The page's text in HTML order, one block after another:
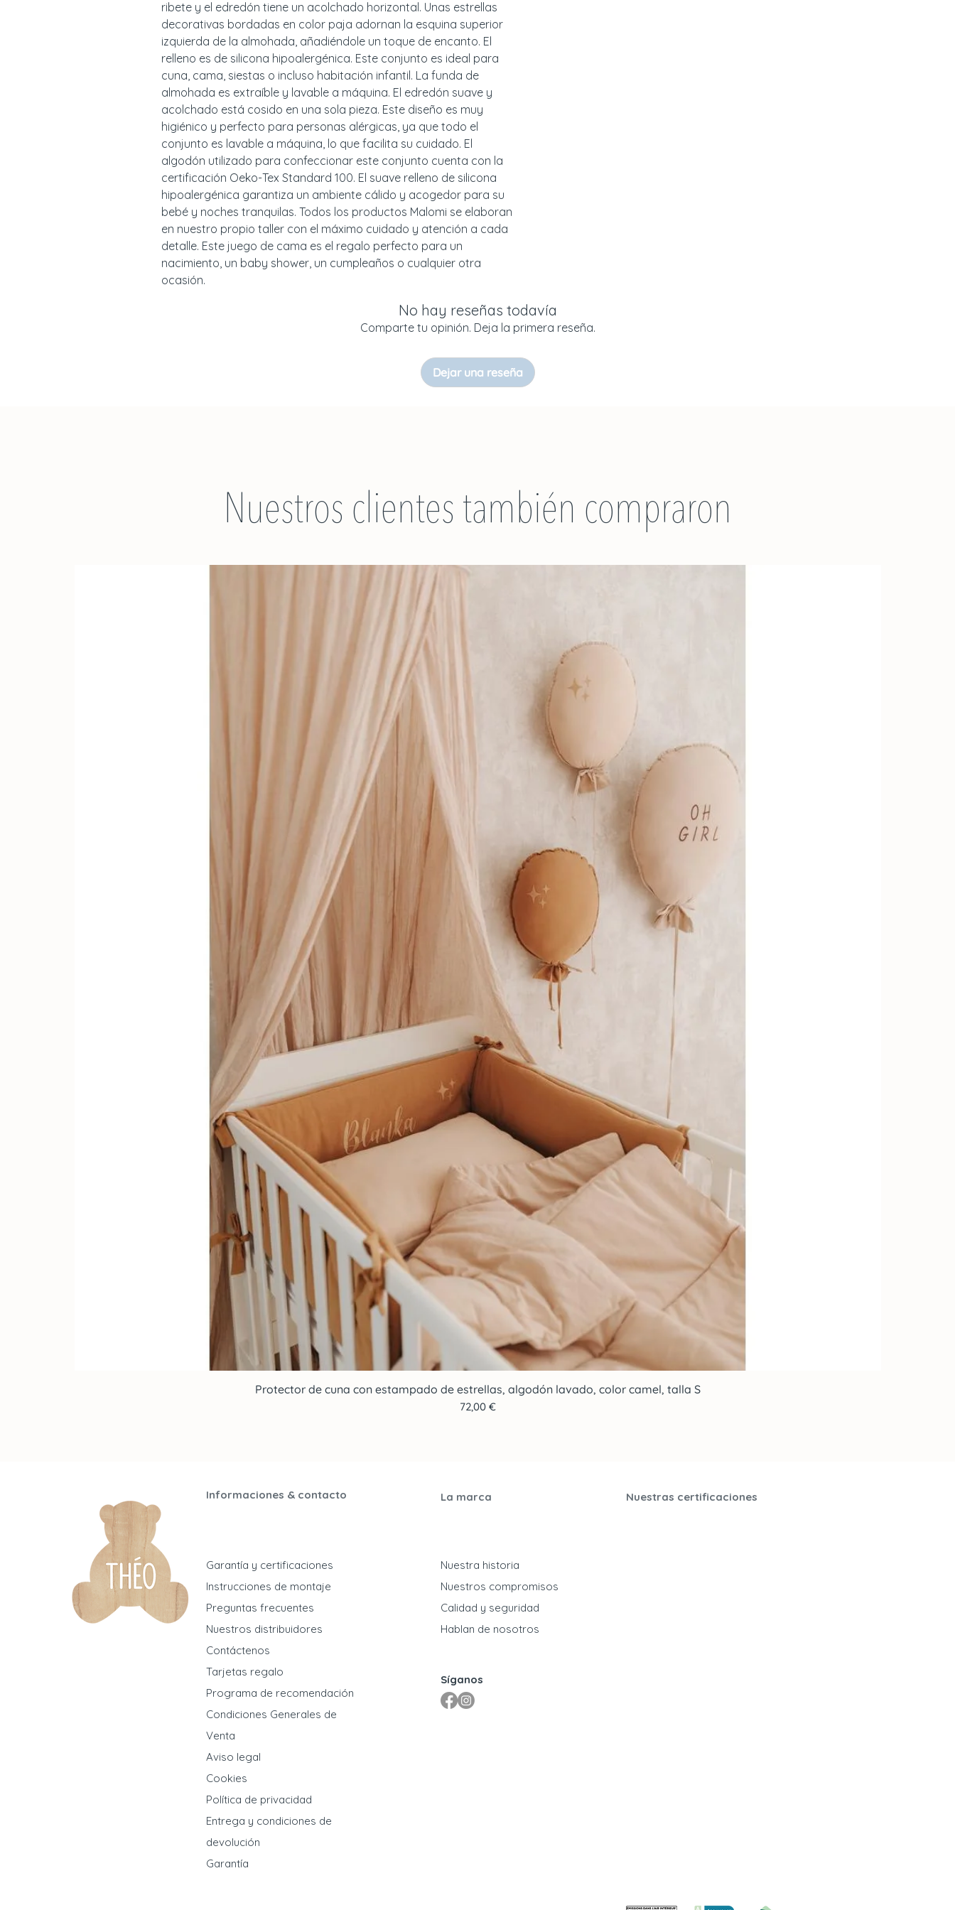
ribete y el edredón tiene un acolchado horizontal. Unas estrellas
decorativas bordadas en color paja adornan la esquina superior
izquierda de la almohada, añadiéndole un toque de encanto. El
relleno es de silicona hipoalergénica. Este conjunto es ideal para
cuna, cama, siestas o incluso habitación infantil. La funda de
almohada es extraíble y lavable a máquina. El edredón suave y
acolchado está cosido en una sola pieza. Este diseño es muy
higiénico y perfecto para personas alérgicas, ya que todo el
conjunto es lavable a máquina, lo que facilita su cuidado. El
algodón utilizado para confeccionar este conjunto cuenta con la
certificación Oeko-Tex Standard 100. El suave relleno de silicona
hipoalergénica garantiza un ambiente cálido y acogedor para su
bebé y noches tranquilas. Todos los productos Malomi se elaboran
en nuestro propio taller con el máximo cuidado y atención a cada
detalle. Este juego de cama es el regalo perfecto para un
nacimiento, un baby shower, un cumpleaños o cualquier otra
ocasión.
No hay reseñas todavía
Comparte tu opinión. Deja la primera reseña.
Dejar una reseña
Nuestros clientes también compraron
Vista rápida
Protector de cuna con estampado de estrellas, algodón lavado, color camel, talla S
Precio
72,00 €
Informaciones & contacto
Garantía y certificaciones
Instrucciones de montaje
Preguntas frecuentes
Nuestros distribuidores
Contáctenos
Tarjetas regalo
Programa de recomendación
Condiciones Generales de
Venta
Aviso legal
Cookies
Política de privacidad
Entrega y condiciones de
devolución
Garantía
La marca Nuestras certificaciones
Nuestra historia
Nuestros compromisos
​Calidad y seguridad
Hablan de nosotros
Síganos